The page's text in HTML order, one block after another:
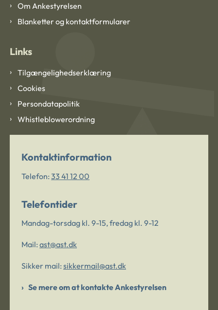
Om Ankestyrelsen
Blanketter og kontaktformularer
Links
Tilgængelighedserklæring
Cookies
Persondatapolitik
Whistleblowerordning
Kontaktinformation
Telefon: 33 41 12 00
Telefontider
Mandag-torsdag kl. 9-15, fredag kl. 9-12
Mail: ast@ast.dk
Sikker mail: sikkermail@ast.dk
Se mere om at kontakte Ankestyrelsen